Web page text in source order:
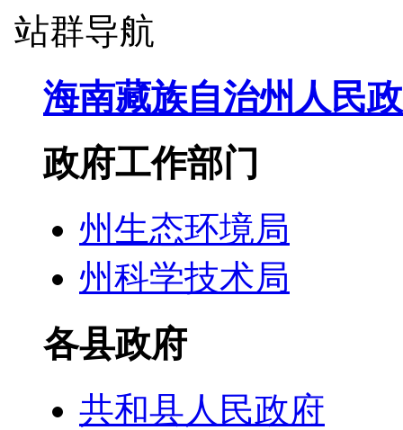
站群导航
海南藏族自治州人民
政府工作部门
州生态环境局
州科学技术局
各县政府
共和县人民政府